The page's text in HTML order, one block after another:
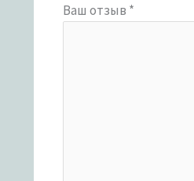
Ваш отзыв *